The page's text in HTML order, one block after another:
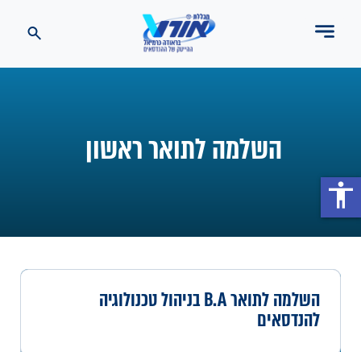
השלמה לתואר ראשון
השלמה לתואר B.A בניהול טכנולוגיה
להנדסאים
accessibility